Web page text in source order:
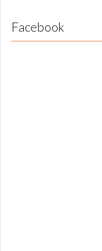
Facebook